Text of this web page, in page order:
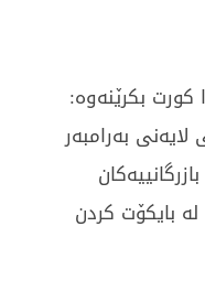
کورت بکرێنەوە:
لایەنی بەرامبەر
بایکۆت کردن